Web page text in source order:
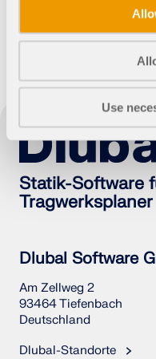
Use
API Dokumentation
Index
Modellobjekte
Abos & Preise
Beispiele
FEM für
Entwerfen und
mit CBFEM gemäß
vollständig integriert
genauere
Statik-Software
Tragwerksplaner
Dlubal Software
Am Zellweg 2
93464 Tiefenbach
Deutschland
Dlubal-Standorte